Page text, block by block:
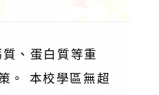
、蛋白質等重
。 本校學區無超